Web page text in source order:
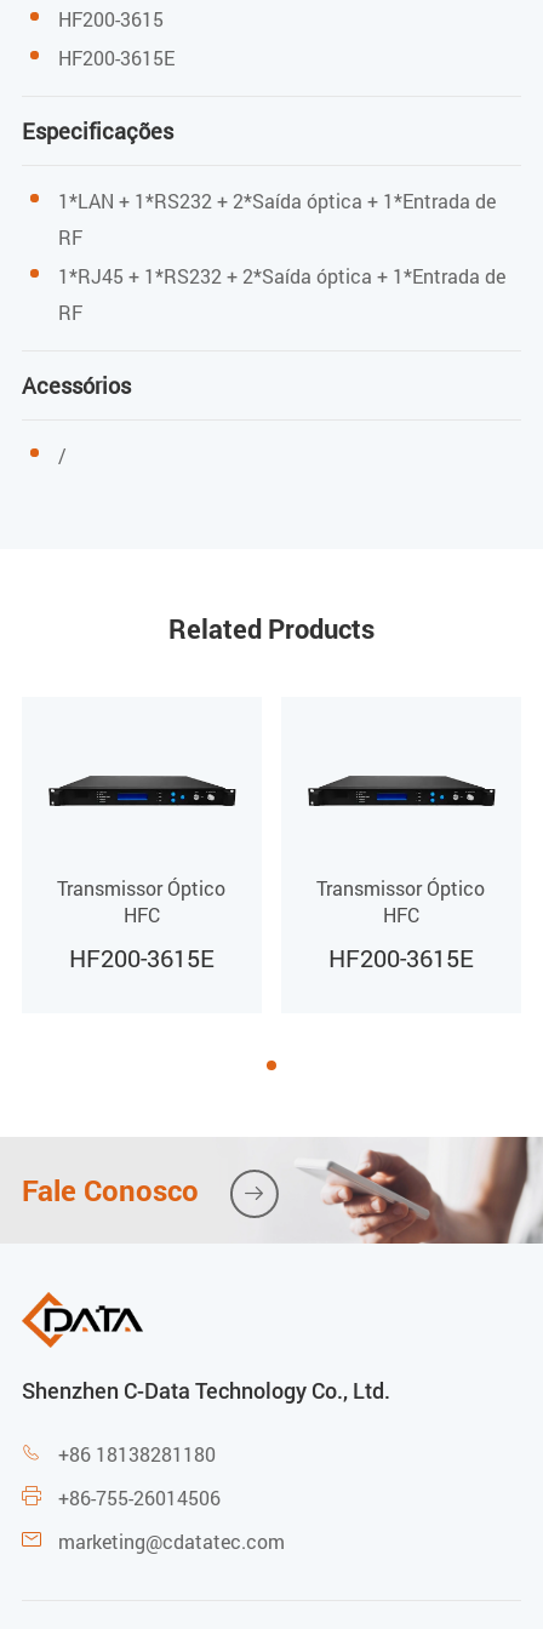
≥14dB (550～1000MHz)
Planicidade
Detecção do nível de entrada
MER
CNR
Fonte de alimentação
Consumo de energia
30W
Temperatura de operação
-5℃～45℃
Temperatura relativa de operação
HF200-3615
HF200-3615E
Especificações
1*LAN + 1*RS232 + 2*Saída óptica + 1*Entrada de
RF
1*RJ45 + 1*RS232 + 2*Saída óptica + 1*Entrada de
RF
Acessórios
/
Related Products
Transmissor Óptico
HFC
HF200-3615E
Transmissor Óptico
HFC
HF200-3615E
Fale Conosco 
Shenzhen C-Data Technology Co., Ltd.
 +86 18138281180
 +86-755-26014506
 marketing@cdatatec.com